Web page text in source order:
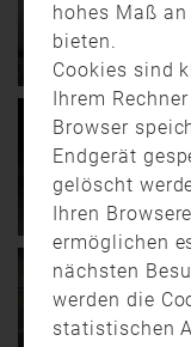
15.07.17:52
Schwerer Unfall mit
Sattelzügen bei
Schwerer Unfall
A3 bei Poking: Drei
Sattelzüge
durch …
15:48
Schwerer Unfall auf
Insassen eines
wurden schwer
Am Montagabend
ereignete sich auf
auf Höhe der
Anschlussstelle …
28.08.17:10
Kleine Ursache,
Ausmaß – Zwei
Verkehrsunfälle bei
Waldaschaff und
hohes Maß
bieten.
Cookies sind
Ihrem
Browser
Endgerät
gelöscht
Ihren
ermöglichen
nächsten
werden die
statistischen